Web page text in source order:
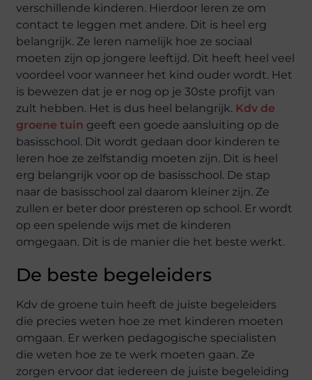
verschillende kinderen. Hierdoor leren ze om
contact te leggen met andere. Dit is heel erg
belangrijk. Ze leren namelijk hoe ze sociaal
moeten zijn op jongere leeftijd. Dit heeft heel veel
voordeel voor wanneer het kind ouder wordt. Het
is bewezen dat je er nog op je 30ste profijt van
zult hebben. Het is dus heel belangrijk. Kdv de
groene tuin geeft een goede aansluiting op de
basisschool. Dit wordt gedaan door kinderen te
leren hoe ze zelfstandig moeten zijn. Dit is heel
erg belangrijk voor op de basisschool. De stap
naar de basisschool zal daarom kleiner zijn. Ze
zullen er beter door presteren op school. Er wordt
op een spelende wijs met de kinderen
omgegaan. Dit is de manier die het beste werkt.
De beste begeleiders
Kdv de groene tuin heeft de juiste begeleiders
die precies weten hoe ze met kinderen moeten
omgaan. Er werken pedagogische specialisten
die weten hoe ze te werk moeten gaan. Ze
zorgen ervoor dat iedereen de juiste begeleiding